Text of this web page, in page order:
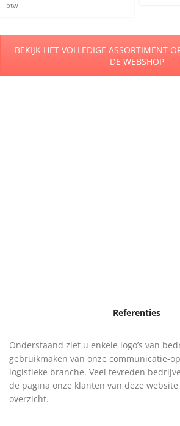
btw
BEKIJK HET VOLLEDIGE ASSORTIMENT
DE WEBSHOP
Referenties
Onderstaand ziet u enkele logo’s van
gebruikmaken van onze communicatie-
logistieke branche. Veel tevreden
de pagina onze klanten van deze
overzicht.